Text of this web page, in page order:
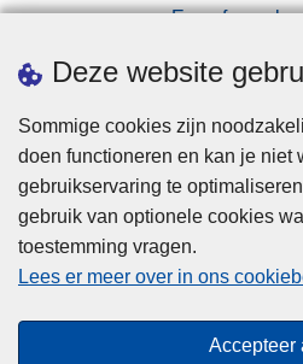
Deze website
Sommige cookies zijn
doen functioneren en kan je niet
gebruikservaring te
gebruik van optionele cookies
toestemming vragen.
Lees er meer over in ons
Accepteer
Een afspraak
Privacy